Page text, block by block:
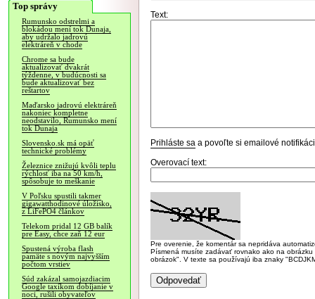
Top správy
Rumunsko odstrelmi a
blokádou mení tok Dunaja,
aby udržalo jadrovú
elektráreň v chode
Chrome sa bude
aktualizovať dvakrát
týždenne, v budúcnosti sa
bude aktualizovať bez
reštartov
Maďarsko jadrovú elektráreň
nakoniec kompletne
neodstavilo, Rumunsko mení
tok Dunaja
Slovensko.sk má opäť
technické problémy
Železnice znižujú kvôli teplu
rýchlosť iba na 50 km/h,
spôsobuje to meškanie
V Poľsku spustili takmer
gigawatthodinové úložisko,
z LiFePO4 článkov
Telekom pridal 12 GB balík
pre Easy, chce zaň 12 eur
Spustená výroba flash
pamäte s novým najvyšším
počtom vrstiev
Súd zakázal samojazdiacim
Google taxíkom dobíjanie v
noci, rušili obyvateľov
Text:
Prihláste sa a povoľte si emailové
Overovací text:
Pre overenie, že komentár sa nepridáva
Písmená musíte zadávať rovnako ako na
obrázok". V texte sa používajú iba znaky